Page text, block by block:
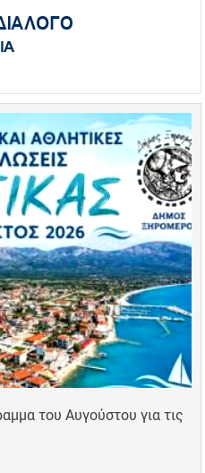
του Αυγούστου για τις